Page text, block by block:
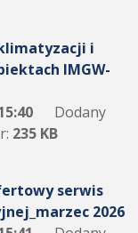
i
IMGW-
Dodany
235 KB
serwis
2026